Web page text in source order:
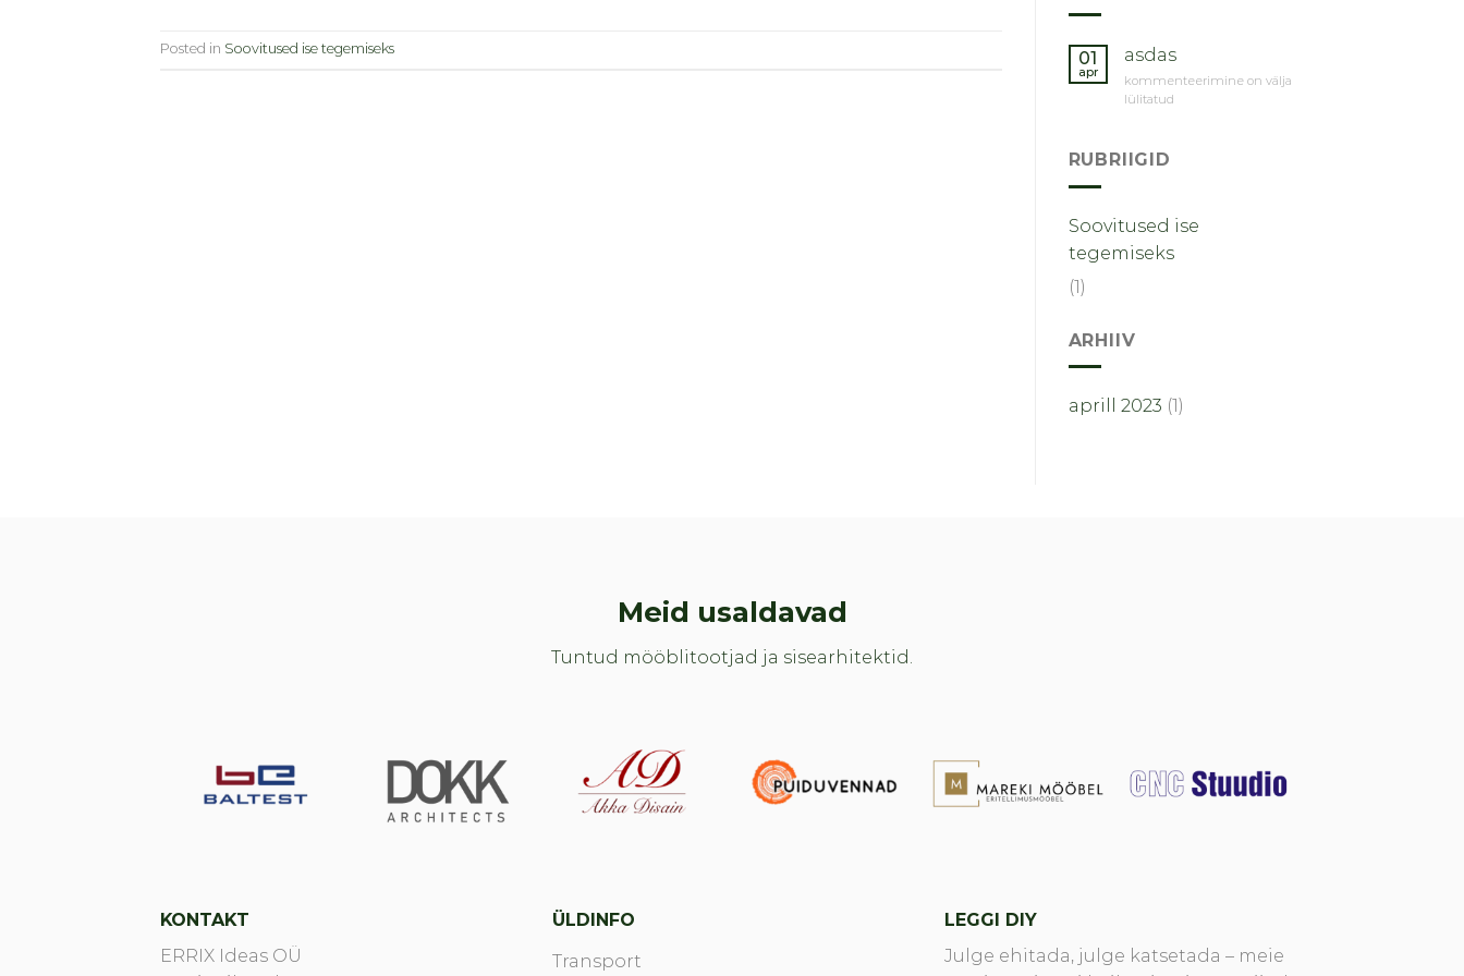
Posted in Soovitused ise tegemiseks 01
apr
asdas
asdas
kommenteerimine on välja
lülitatud
RUBRIIGID
Soovitused ise
tegemiseks
(1)
ARHIIV
aprill 2023 (1)
Meid usaldavad
Tuntud mööblitootjad ja sisearhitektid.
KONTAKT
ERRIX Ideas OÜ
ÜLDINFO
Transport
LEGGI DIY
Julge ehitada, julge katsetada – meie